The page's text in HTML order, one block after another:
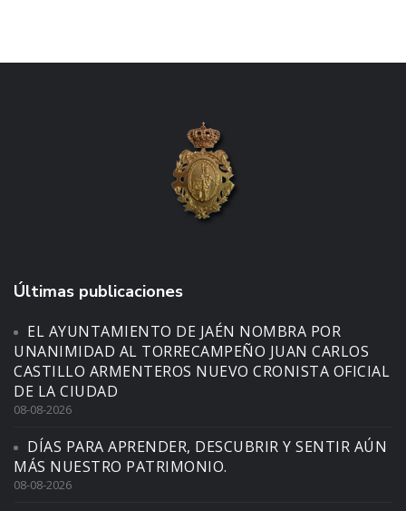
Últimas publicaciones
EL AYUNTAMIENTO DE JAÉN NOMBRA POR
UNANIMIDAD AL TORRECAMPEÑO JUAN CARLOS
CASTILLO ARMENTEROS NUEVO CRONISTA OFICIAL
DE LA CIUDAD
08-08-2026
DÍAS PARA APRENDER, DESCUBRIR Y SENTIR AÚN
MÁS NUESTRO PATRIMONIO.
08-08-2026